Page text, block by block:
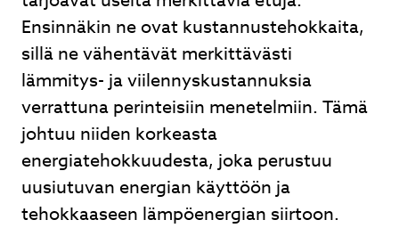
Ensinnäkin ne ovat kustannustehokkaita,
sillä ne vähentävät merkittävästi
lämmitys- ja viilennyskustannuksia
verrattuna perinteisiin menetelmiin. Tämä
johtuu niiden korkeasta
energiatehokkuudesta, joka perustuu
uusiutuvan energian käyttöön ja
tehokkaaseen lämpöenergian siirtoon.